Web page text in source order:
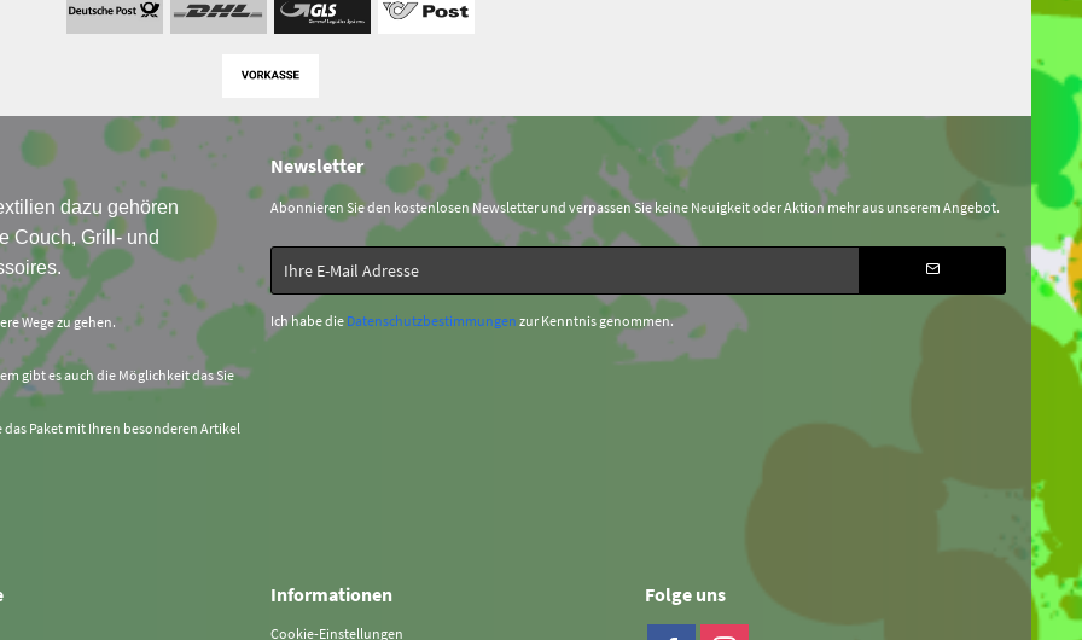
dazu gehören
Couch, Grill- und
Wege zu gehen.
gibt es auch die Möglichkeit das Sie
Paket mit Ihren besonderen Artikel
Newsletter
Abonnieren Sie den kostenlosen Newsletter und verpassen Sie keine Neuigkeit oder Aktion mehr aus unserem Angebot.
Ich habe die Datenschutzbestimmungen zur Kenntnis genommen.
Informationen
Cookie-Einstellungen
Folge uns